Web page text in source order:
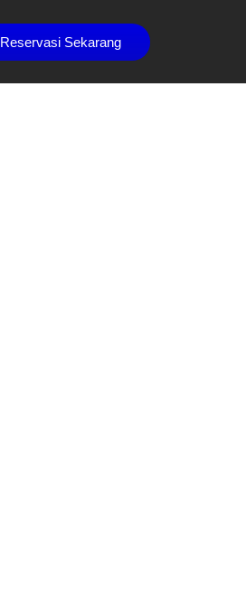
Reservasi Sekarang